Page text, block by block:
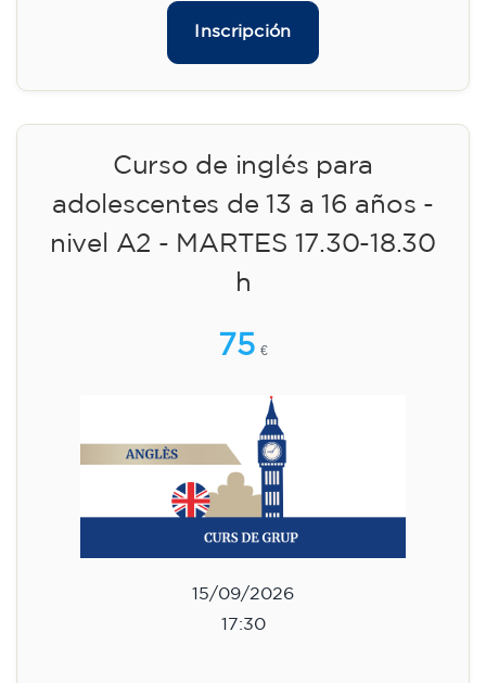
Inscripción
Curso de inglés para
adolescentes de 13 a 16 años -
nivel A2 - MARTES 17.30-18.30
h
75 €
15/09/2026
17:30